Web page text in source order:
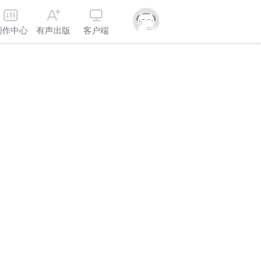
作中心 有声出版 客户端